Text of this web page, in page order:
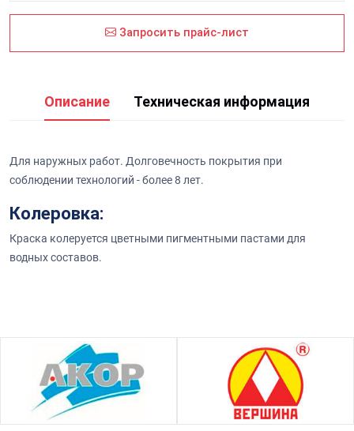
Запросить прайс-лист
Описание Техническая информация
Для наружных работ. Долговечность покрытия при
соблюдении технологий - более 8 лет.
Колеровка:
Краска колеруется цветными пигментными пастами для
водных составов.